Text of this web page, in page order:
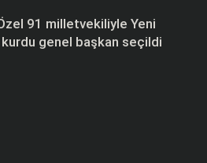
91 milletvekiliyle Yeni
kurdu genel başkan seçildi